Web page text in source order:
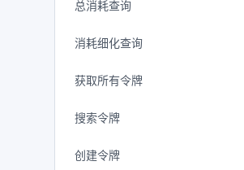
总消耗查询
消耗细化查询
获取所有令牌
搜索令牌
创建令牌